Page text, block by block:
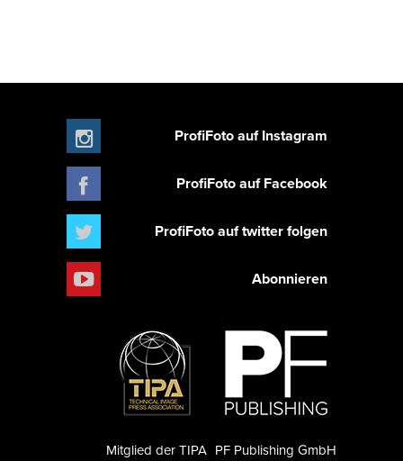
ProfiFoto auf Instagram
ProfiFoto auf Facebook
ProfiFoto auf twitter folgen
Abonnieren
PF Publishing GmbH
Mitglied der TIPA